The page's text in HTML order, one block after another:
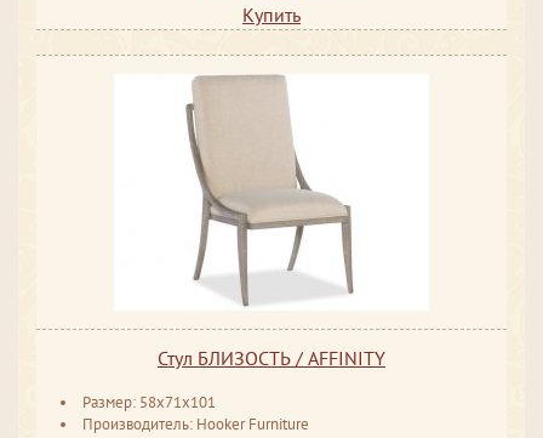
Купить
Стул БЛИЗОСТЬ / AFFINITY
Размер: 58x71x101
Производитель: Hooker Furniture